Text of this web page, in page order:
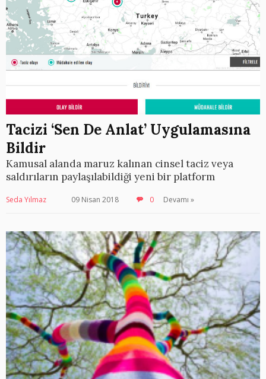
Tacizi ‘Sen De Anlat’ Uygulamasına
Bildir
Kamusal alanda maruz kalınan cinsel taciz veya
saldırıların paylaşılabildiği yeni bir platform
Seda Yılmaz 09 Nisan 2018 0 Devamı »